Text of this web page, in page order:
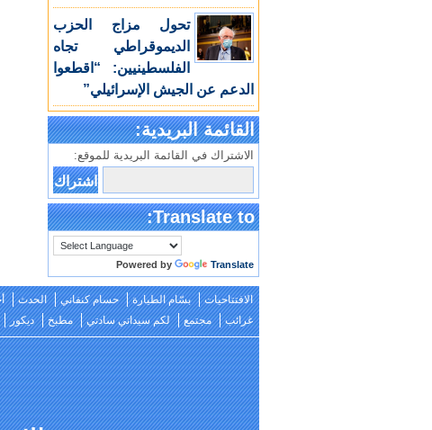
تحول مزاج الحزب
الديموقراطي تجاه
الفلسطينيين: “اقطعوا
الدعم عن الجيش الإسرائيلي”
القائمة البريدية:
الاشتراك في القائمة البريدية للموقع:
Translate to:
Powered by Translate
الافتتاحيات بسّام الطيارة حسام كنفاني الحدث
غرائب
مجتمع لكم سيداتي سادتي مطبخ ديكور